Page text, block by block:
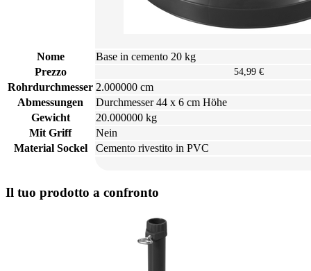
Nome
Base in cemento 20 kg
Prezzo
54,99 €
Rohrdurchmesser 2.000000 cm
Abmessungen
Durchmesser 44 x 6 cm Höhe
Gewicht
20.000000 kg
Mit Griff
Nein
Material Sockel
Cemento rivestito in PVC
Il tuo prodotto a confronto